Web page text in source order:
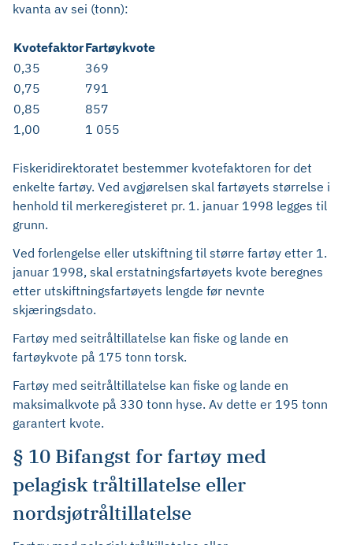
kvanta av sei (tonn):
KvotefaktorFartøykvote
0,35
369
0,75
791
0,85
857
1,00
1 055
Fiskeridirektoratet bestemmer kvotefaktoren for det
enkelte fartøy. Ved avgjørelsen skal fartøyets størrelse i
henhold til merkeregisteret pr. 1. januar 1998 legges til
grunn.
Ved forlengelse eller utskiftning til større fartøy etter 1.
januar 1998, skal erstatningsfartøyets kvote beregnes
etter utskiftningsfartøyets lengde før nevnte
skjæringsdato.
Fartøy med seitråltillatelse kan fiske og lande en
fartøykvote på 175 tonn torsk.
Fartøy med seitråltillatelse kan fiske og lande en
maksimalkvote på 330 tonn hyse. Av dette er 195 tonn
garantert kvote.
§ 10 Bifangst for fartøy med
pelagisk tråltillatelse eller
nordsjøtråltillatelse